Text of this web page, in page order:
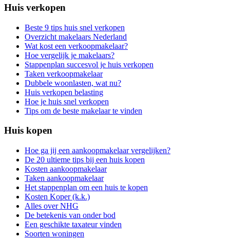
Huis verkopen
Beste 9 tips huis snel verkopen
Overzicht makelaars Nederland
Wat kost een verkoopmakelaar?
Hoe vergelijk je makelaars?
Stappenplan succesvol je huis verkopen
Taken verkoopmakelaar
Dubbele woonlasten, wat nu?
Huis verkopen belasting
Hoe je huis snel verkopen
Tips om de beste makelaar te vinden
Huis kopen
Hoe ga jij een aankoopmakelaar vergelijken?
De 20 ultieme tips bij een huis kopen
Kosten aankoopmakelaar
Taken aankoopmakelaar
Het stappenplan om een huis te kopen
Kosten Koper (k.k.)
Alles over NHG
De betekenis van onder bod
Een geschikte taxateur vinden
Soorten woningen